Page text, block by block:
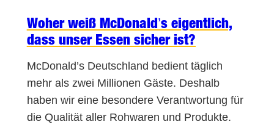
Woher weiß McDonald’s eigentlich,
dass unser Essen sicher ist?
McDonald’s Deutschland bedient täglich
mehr als zwei Millionen Gäste. Deshalb
haben wir eine besondere Verantwortung für
die Qualität aller Rohwaren und Produkte.